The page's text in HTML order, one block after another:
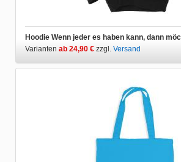
Hoodie Wenn jeder es haben kann, dann
Varianten ab 24,90 € zzgl. Versand